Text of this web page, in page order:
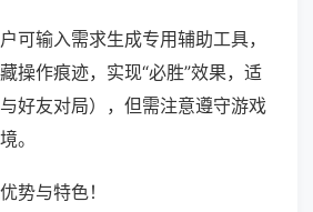
可输入需求生成专用辅助工具，
操作痕迹，实现“必胜”效果，适
好友对局），但需注意遵守游戏
。
势与特色！